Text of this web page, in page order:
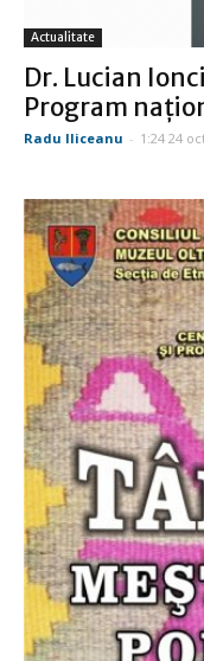
Actualitate
Dr. Lucian
Program
Radu Iliceanu - 1:24 24